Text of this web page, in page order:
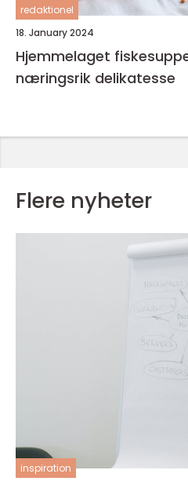
redaktionel
18. January 2024
Hjemmelaget
næringsrik delikatesse
Flere nyheter
inspiration